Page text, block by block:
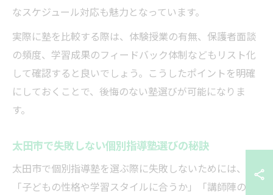
なスケジュール対応も魅力となっています。
実際に塾を比較する際は、体験授業の有無、保護者面談
の頻度、学習成果のフィードバック体制などもリスト化
して確認すると良いでしょう。こうしたポイントを明確
にしておくことで、後悔のない塾選びが可能になりま
す。
太田市で失敗しない個別指導塾選びの秘訣
太田市で個別指導塾を選ぶ際に失敗しないためには、
「子どもの性格や学習スタイルに合うか」「講師陣の専